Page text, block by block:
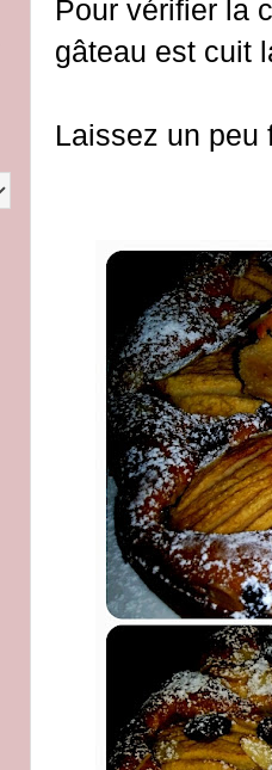
Pour vérifier la
gâteau est cuit
Laissez un peu